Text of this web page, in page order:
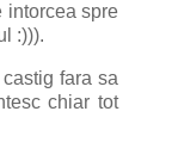
intorcea spre
:))).
fara sa
chiar tot